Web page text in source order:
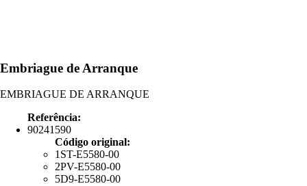
Embriague de Arranque
EMBRIAGUE DE ARRANQUE
Referência:
90241590
Código original:
1ST-E5580-00
2PV-E5580-00
5D9-E5580-00